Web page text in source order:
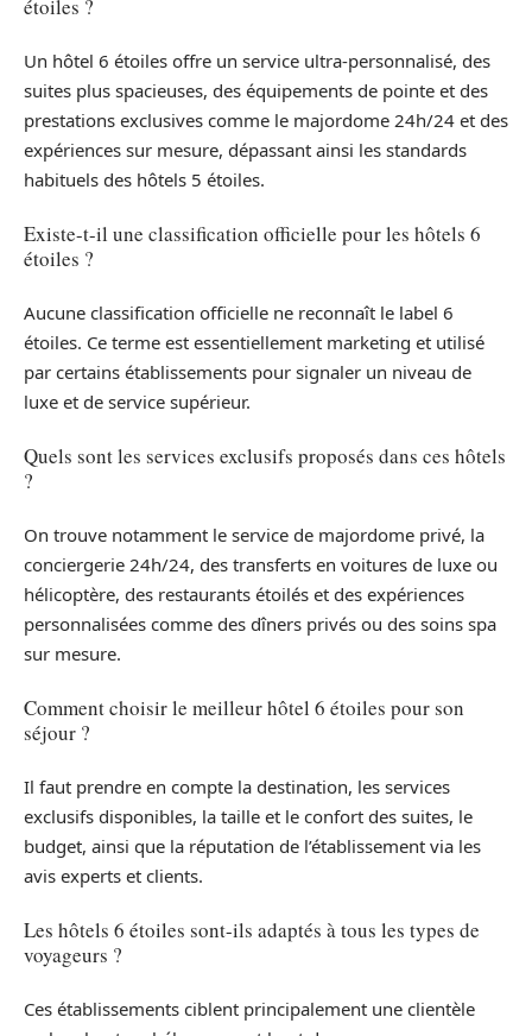
étoiles ?
Un hôtel 6 étoiles offre un service ultra-personnalisé, des
suites plus spacieuses, des équipements de pointe et des
prestations exclusives comme le majordome 24h/24 et des
expériences sur mesure, dépassant ainsi les standards
habituels des hôtels 5 étoiles.
Existe-t-il une classification officielle pour les hôtels 6
étoiles ?
Aucune classification officielle ne reconnaît le label 6
étoiles. Ce terme est essentiellement marketing et utilisé
par certains établissements pour signaler un niveau de
luxe et de service supérieur.
Quels sont les services exclusifs proposés dans ces hôtels
?
On trouve notamment le service de majordome privé, la
conciergerie 24h/24, des transferts en voitures de luxe ou
hélicoptère, des restaurants étoilés et des expériences
personnalisées comme des dîners privés ou des soins spa
sur mesure.
Comment choisir le meilleur hôtel 6 étoiles pour son
séjour ?
Il faut prendre en compte la destination, les services
exclusifs disponibles, la taille et le confort des suites, le
budget, ainsi que la réputation de l’établissement via les
avis experts et clients.
Les hôtels 6 étoiles sont-ils adaptés à tous les types de
voyageurs ?
Ces établissements ciblent principalement une clientèle